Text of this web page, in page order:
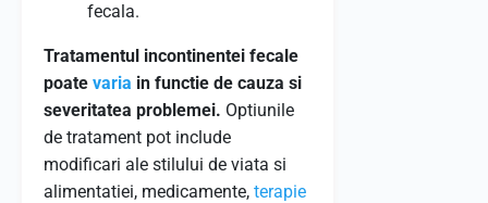
fecala.
Tratamentul incontinentei fecale
poate varia in functie de cauza si
severitatea problemei. Optiunile
de tratament pot include
modificari ale stilului de viata si
alimentatiei, medicamente, terapie